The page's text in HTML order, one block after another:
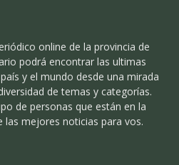
online de la provincia de
podrá encontrar las ultimas
y el mundo desde una mirada
de temas y categorías.
de personas que están en la
las mejores noticias para vos.